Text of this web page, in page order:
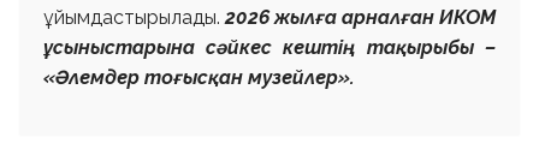
ұйымдастырылады.2026 жылға арналған ИКОМ
ұсыныстарына сәйкес кештің тақырыбы –
«Әлемдер тоғысқан музейлер».